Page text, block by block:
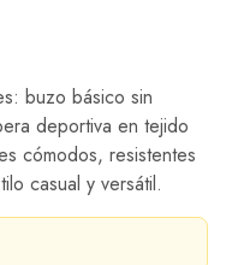
buzo básico sin
deportiva en tejido
cómodos, resistentes
casual y versátil.